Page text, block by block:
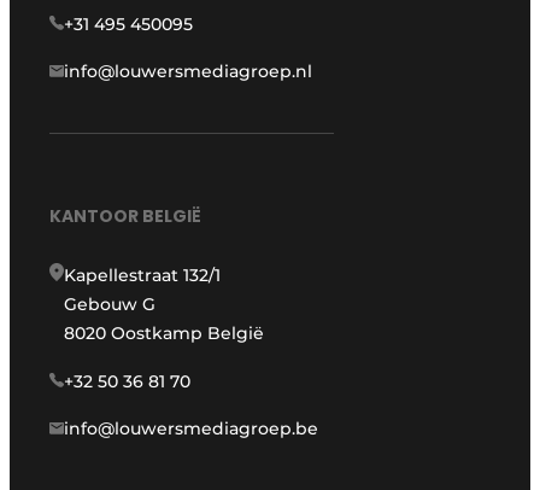
+31 495 450095
info@louwersmediagroep.nl
KANTOOR BELGIË
Kapellestraat 132/1
Gebouw G
8020 Oostkamp België
+32 50 36 81 70
info@louwersmediagroep.be